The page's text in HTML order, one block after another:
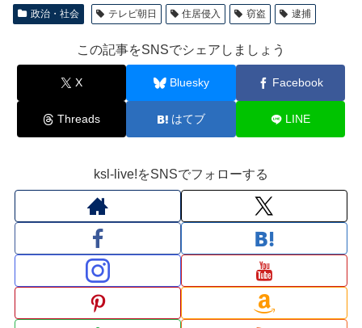
政治・社会 テレビ朝日 住居侵入 窃盗 逮捕
この記事をSNSでシェアしましょう
X Bluesky Facebook
Threads はてブ LINE
ksl-live!をSNSでフォローする